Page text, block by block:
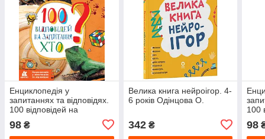
Енциклопедія у
запитаннях та відповідях.
100 відповідей на
Ольховська О.М.
98 ₴
Велика книга нейроігор. 4-
6 років Одінцова О.
342₴
100
98